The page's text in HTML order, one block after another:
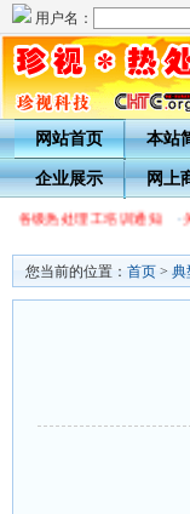
用户名：
网站首页 本站
企业展示 网上
各级热处理工培训通知 ·
您当前的位置： 首页 > 典